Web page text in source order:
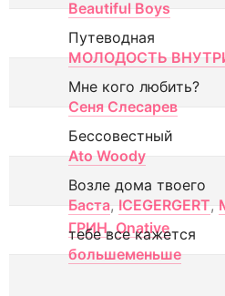
Beautiful Boys
Путеводная
МОЛОДОСТЬ
Мне кого любить?
Сеня Слесарев
Бессовестный
Ato Woody
Возле дома твоего
Баста, ICEGERGERT,
ГРИН, Onative
тебе все кажется
большеменьше